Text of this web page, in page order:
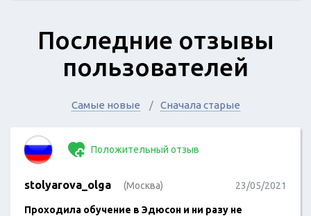
Последние отзывы
пользователей
Самые новые Сначала старые
Положительный отзыв
stolyarova_olga (Москва) 23/05/2021
Проходила обучение в Эдюсон и ни разу не